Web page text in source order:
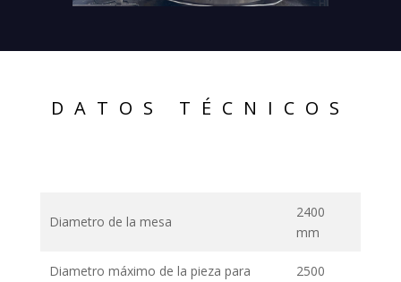
DATOS TÉCNICOS
Diametro de la mesa
2400
mm
Diametro máximo de la pieza para
2500